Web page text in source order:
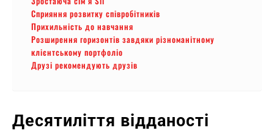
Сприяння розвитку співробітників
Прихильність до навчання
Розширення горизонтів завдяки різноманітному
клієнтському портфоліо
Друзі рекомендують друзів
Десятиліття відданості